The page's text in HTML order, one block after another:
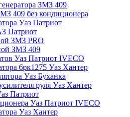
ЗМЗ 409
409 без кондиционера
Уаз Патриот
Патриот
ЗМЗ PRO
ЗМЗ 409
Уаз Патриот IVECO
6рк1275 Уаз Хантер
Уаз Буханка
руля Уаз Хантер
Патриот
Уаз Патриот IVECO
Уаз Хантер